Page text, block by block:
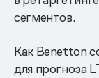
сегментов.
Как Benetton
для прогноза